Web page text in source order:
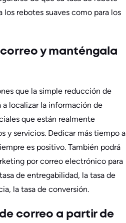
rebotes suaves como para los
y manténgala
que la simple reducción de
a localizar la información de
que están realmente
y servicios. Dedicar más tiempo a
es positivo. También podrá
por correo electrónico para
de entregabilidad, la tasa de
la tasa de conversión.
correo a partir de